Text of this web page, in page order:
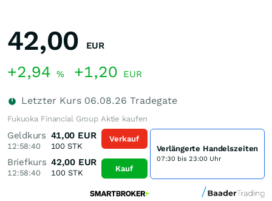
42,00 EUR
+2,94 % +1,20 EUR
Letzter Kurs 06.08.26 Tradegate
Fukuoka Financial Group Aktie kaufen
Geldkurs
12:58:40
41,00 EUR
100 STK
Briefkurs
12:58:40
42,00 EUR
100STK
Verkauf
Kauf
Verlängerte Handelszeiten
07:30 bis 23:00 Uhr